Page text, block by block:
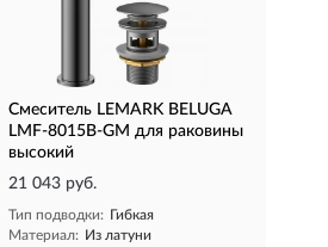
Смеситель LEMARK BELUGA
LMF-8015B-GM для раковины
высокий
21 043 руб.
Тип подводки: Гибкая
Материал: Из латуни